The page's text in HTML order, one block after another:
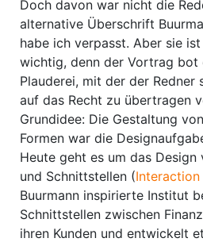
Doch davon war nicht die
alternative Überschrift
habe ich verpasst. Aber sie
wichtig, denn der Vortrag bot
Plauderei, mit der der Redner
auf das Recht zu übertragen
Grundidee: Die Gestaltung
Formen war die
Heute geht es um das Design
und Schnittstellen (Interaction
Buurmann inspirierte Institut
Schnittstellen zwischen
ihren Kunden und entwickelt